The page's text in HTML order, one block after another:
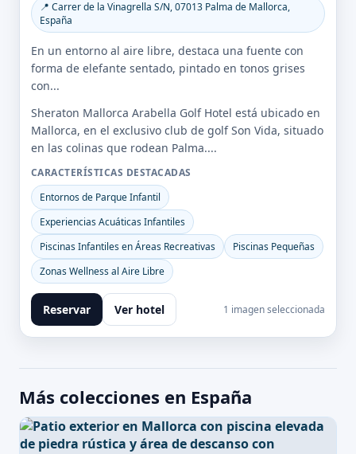
📍 Carrer de la Vinagrella S/N, 07013 Palma de Mallorca,
España
En un entorno al aire libre, destaca una fuente con
forma de elefante sentado, pintado en tonos grises
con...
Sheraton Mallorca Arabella Golf Hotel está ubicado en
Mallorca, en el exclusivo club de golf Son Vida, situado
en las colinas que rodean Palma....
CARACTERÍSTICAS DESTACADAS
Entornos de Parque Infantil
Experiencias Acuáticas Infantiles
Piscinas Infantiles en Áreas Recreativas
Piscinas Pequeñas
Zonas Wellness al Aire Libre
Reservar Ver hotel 1 imagen seleccionada
Más colecciones en España